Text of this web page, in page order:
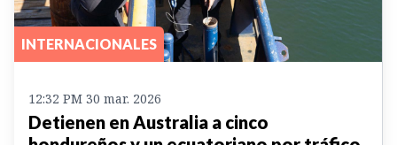
INTERNACIONALES
12:32 PM 30 mar. 2026
Detienen en Australia a cinco